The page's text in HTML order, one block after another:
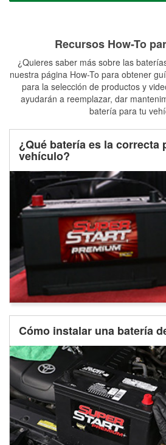
Recursos How-To
¿Quieres saber más sobre las
nuestra página How-To para obtener
para la selección de productos y
ayudarán a reemplazar, dar
batería para tu
¿Qué batería es la correcta
vehículo?
Cómo instalar una batería